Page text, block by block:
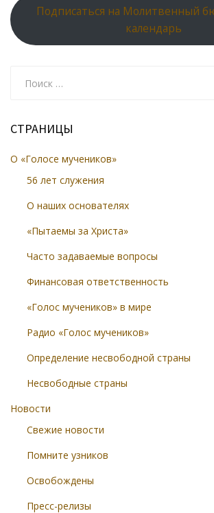
Подписаться на Молитвенный
календарь
СТРАНИЦЫ
О «Голосе мучеников»
56 лет служения
О наших основателях
«Пытаемы за Христа»
Часто задаваемые вопросы
Финансовая ответственность
«Голос мучеников» в мире
Радио «Голос мучеников»
Определение несвободной страны
Несвободные страны
Новости
Свежие новости
Помните узников
Освобождены
Пресс-релизы